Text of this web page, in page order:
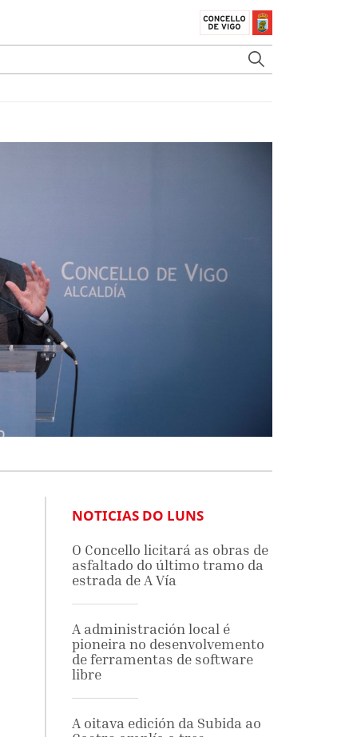
NOTICIAS DO LUNS
O Concello licitará as obras de
asfaltado do último tramo da
estrada de A Vía
A administración local é
pioneira no desenvolvemento
de ferramentas de software
libre
A oitava edición da Subida ao